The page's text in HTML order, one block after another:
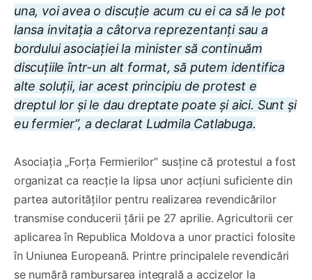
una, voi avea o discuție acum cu ei ca să le pot
lansa invitația a câtorva reprezentanți sau a
bordului asociației la minister să continuăm
discuțiile într-un alt format, să putem identifica
alte soluții, iar acest principiu de protest e
dreptul lor și le dau dreptate poate și aici. Sunt și
eu fermier”, a declarat Ludmila Catlabuga.
Asociația „Forța Fermierilor” susține că protestul a fost
organizat ca reacție la lipsa unor acțiuni suficiente din
partea autorităților pentru realizarea revendicărilor
transmise conducerii țării pe 27 aprilie. Agricultorii cer
aplicarea în Republica Moldova a unor practici folosite
în Uniunea Europeană. Printre principalele revendicări
se numără rambursarea integrală a accizelor la